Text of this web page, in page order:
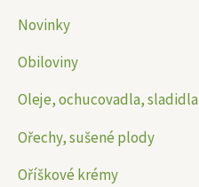
Novinky
Obiloviny
Oleje, ochucovadla, sladidla
Ořechy, sušené plody
Oříškové krémy